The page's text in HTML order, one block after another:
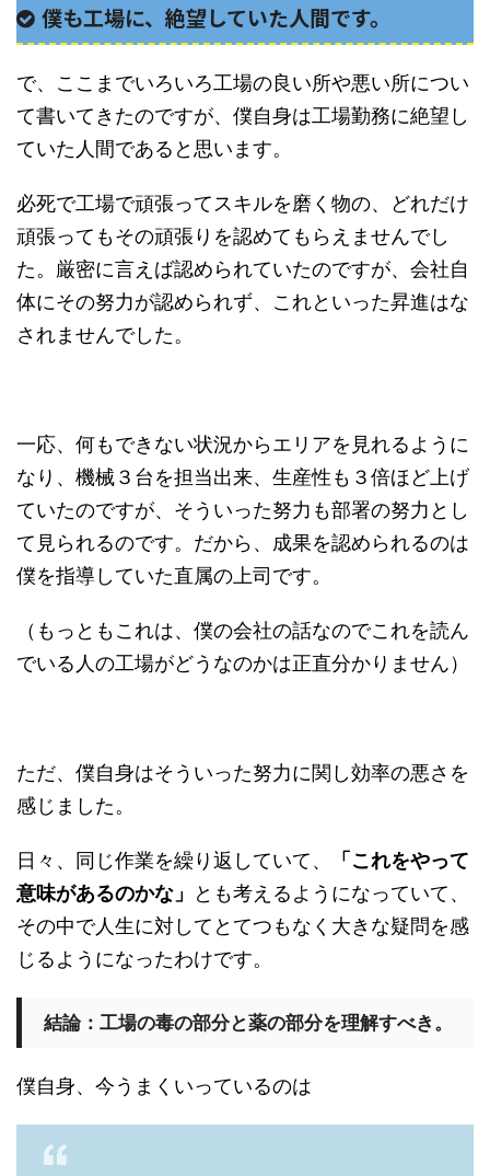
僕も工場に、絶望していた人間です。
で、ここまでいろいろ工場の良い所や悪い所につい
て書いてきたのですが、僕自身は工場勤務に絶望し
ていた人間であると思います。
必死で工場で頑張ってスキルを磨く物の、どれだけ
頑張ってもその頑張りを認めてもらえませんでし
た。厳密に言えば認められていたのですが、会社自
体にその努力が認められず、これといった昇進はな
されませんでした。
一応、何もできない状況からエリアを見れるように
なり、機械３台を担当出来、生産性も３倍ほど上げ
ていたのですが、そういった努力も部署の努力とし
て見られるのです。だから、成果を認められるのは
僕を指導していた直属の上司です。
（もっともこれは、僕の会社の話なのでこれを読ん
でいる人の工場がどうなのかは正直分かりません）
ただ、僕自身はそういった努力に関し効率の悪さを
感じました。
日々、同じ作業を繰り返していて、
「これをやって
意味があるのかな」
とも考えるようになっていて、
その中で人生に対してとてつもなく大きな疑問を感
じるようになったわけです。
結論：工場の毒の部分と薬の部分を理解すべき。
僕自身、今うまくいっているのは